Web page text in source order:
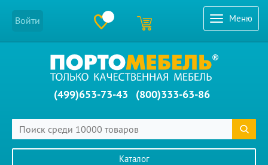
Меню
Войти
(499)653-73-43 (800)333-63-86
Каталог